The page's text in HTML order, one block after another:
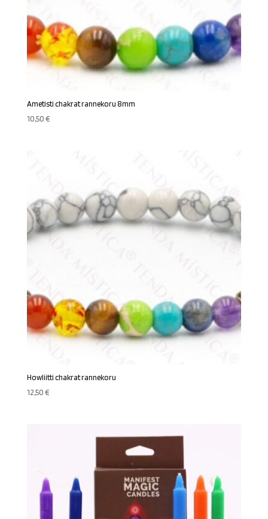
Ametisti chakrat rannekoru 8mm
10,50€
Howliitti chakrat rannekoru
12,50€